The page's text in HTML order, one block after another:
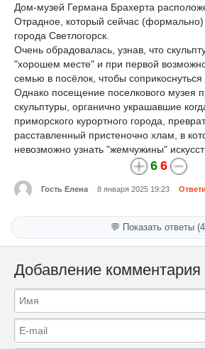
Дом-музей Германа Брахерта
Отрадное, который сейчас (формально)
города Светлогорск.
Очень обрадовалась, узнав, что
"хорошем месте" и при первой
семью в посёлок, чтобы соприкоснуться
Однако посещение поселкового музея
скульптуры, органично украшавшие
приморского курортного города,
расставленный пристеночно хлам, в
невозможно узнать "жемчужины"
6 6
Гость Елена 8 января 2025 19:23
💬 Показать ответы
Добавление комментария